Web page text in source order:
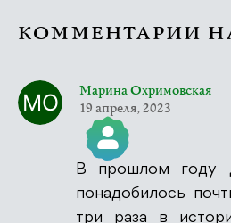
КОММЕНТАРИИ
Марина Охримовская
19 апреля, 2023
Значок &quot;Реальный
В прошлом году
понадобилось
три раза в